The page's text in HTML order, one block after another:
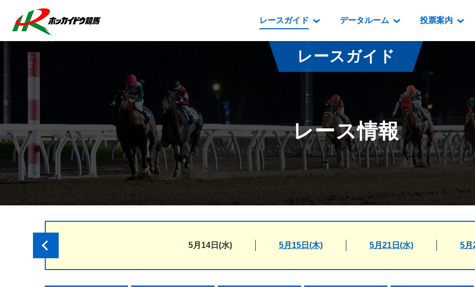
レースガイド
レース情報
払戻金一覧
騎手成績表
馬番成績表
オッズ
番組・級別表
開催カレ
重賞競走
スタリオ
道内の発
データルーム
データルーム
騎手・調教師紹介
坂路調教映像
遠征馬情報
番組編成要領
映像コンテンツ
重賞競走VTR
重賞競走参考VTR
レースダイジェスト
新馬ダイジェスト
投票案内
門別競馬場情報
門別競馬場グルメ
とねっこジンギ
いずみ食堂
ルンビニフードカ
勝馬屋
レースガイド
レース情報
5月14日(水) 5月15日(木) 5月21日(水) 5月